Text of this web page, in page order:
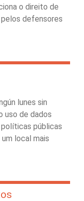
o direito de
defensores
lunes sin
uso de dados
públicas
local mais